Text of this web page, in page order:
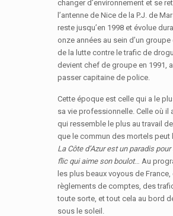
changer d’environnement et se
l’antenne de Nice de la P.J. de
reste jusqu’en 1998 et évolue
onze années au sein d’un groupe
de la lutte contre le trafic de
devient chef de groupe en 1991,
passer capitaine de police.
Cette époque est celle qui a le
sa vie professionnelle. Celle où il
qui ressemble le plus au travail
que le commun des mortels peut
La Côte d’Azur est un paradis
flic qui aime son boulot… Au
les plus beaux voyous de France,
règlements de comptes, des
toute sorte, et tout cela au bord
sous le soleil.